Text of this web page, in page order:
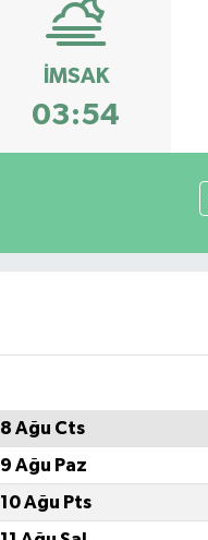
İMSAK
03:54
8 Ağu Cts
9 Ağu Paz
10 Ağu Pts